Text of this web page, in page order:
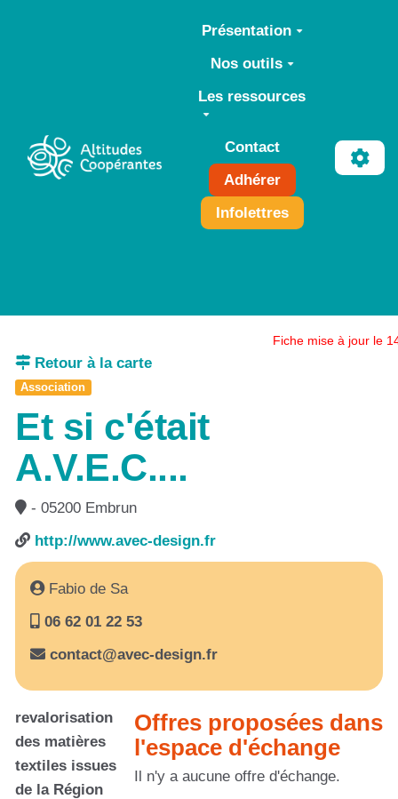
Aller au contenu principal
Présentation
Nos outils
Les ressources
Contact
Adhérer
Infolettres
Fiche mise à jour le
Retour à la carte
Association
Et si c'était
A.V.E.C....
- 05200 Embrun
http://www.avec-design.fr
Fabio de Sa
06 62 01 22 53
contact@avec-design.fr
revalorisation
des matières
textiles issues
de la Région
Offres proposées dans
l'espace d'échange
Il n'y a aucune offre d'échange.